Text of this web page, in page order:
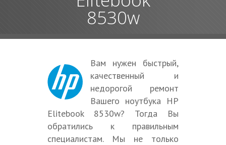
8530w
Вам нужен быстрый,
качественный и
недорогой ремонт
Вашего ноутбука HP
Elitebook 8530w? Тогда Вы
обратились к правильным
специалистам. Мы не только